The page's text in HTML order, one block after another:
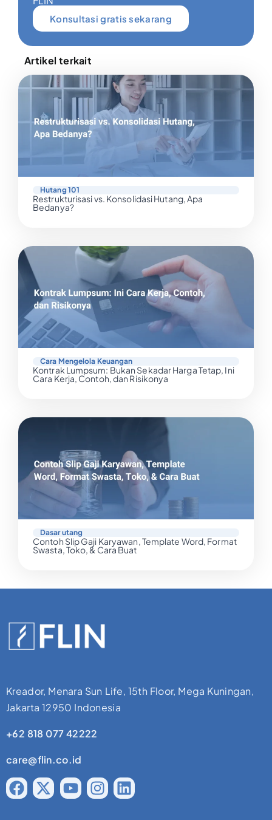
Konsultasi gratis sekarang
Artikel terkait
Hutang 101
Restrukturisasi vs. Konsolidasi Hutang, Apa
Bedanya?
Cara Mengelola Keuangan
Kontrak Lumpsum: Bukan Sekadar Harga Tetap, Ini
Cara Kerja, Contoh, dan Risikonya
Dasar utang
Contoh Slip Gaji Karyawan, Template Word, Format
Swasta, Toko, & Cara Buat
Kreador, Menara Sun Life, 15th Floor, Mega Kuningan,
Jakarta 12950 Indonesia
+62 818 077 42222
care@flin.co.id